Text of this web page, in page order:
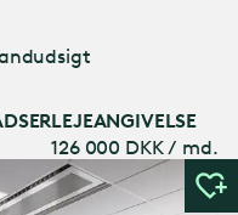
LEJEANGIVELSE
126 000 DKK / md.